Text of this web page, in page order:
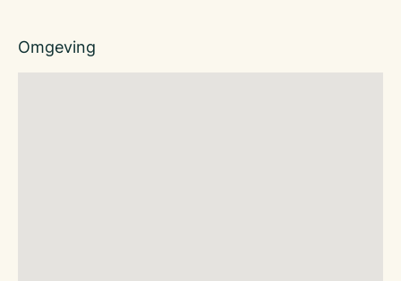
Omgeving